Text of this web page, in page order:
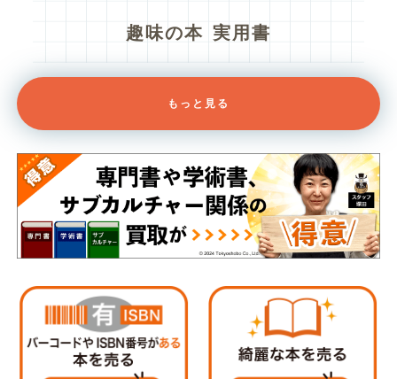
趣味の本 実用書
もっと見る